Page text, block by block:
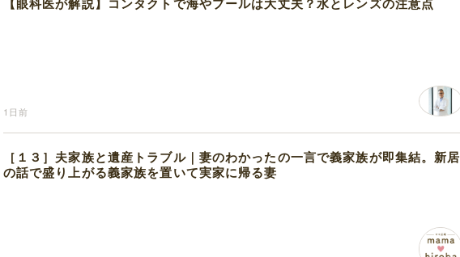
1日前
［１３］夫家族と遺産トラブル｜妻のわかったの一言で義家族が即集結。新居
の話で盛り上がる義家族を置いて実家に帰る妻